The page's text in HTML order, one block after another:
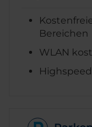
Bereichen
WLAN